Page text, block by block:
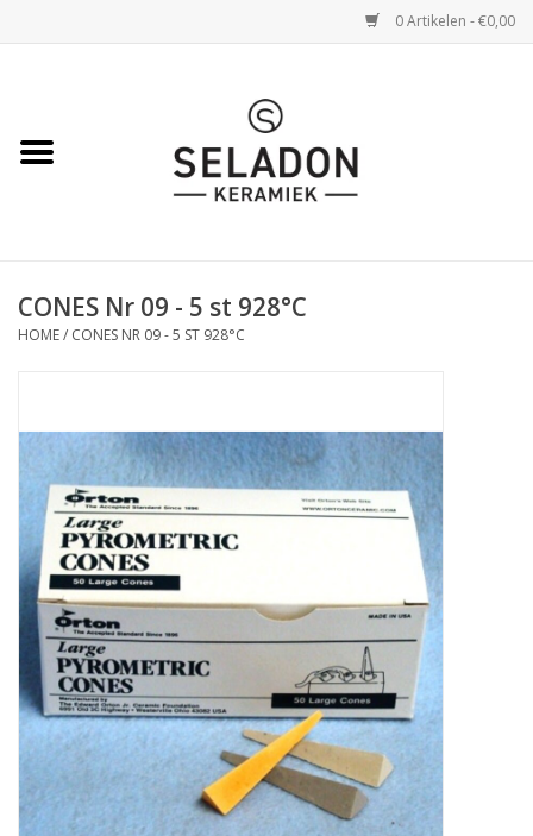
0 Artikelen - €0,00
VERZENDING
SELADON ZOMERDEALS
CONES Nr 09 - 5 st 928°C
HOME/ CONES NR 09 - 5 ST 928°C